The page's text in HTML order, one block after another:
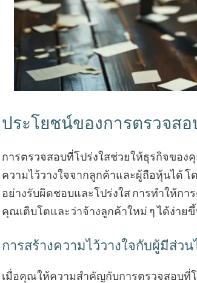
ประโยชน์ของการตรวจสอ
การตรวจสอบที่โปร่งใสช่วยให้ธุรกิจขอ
ความไว้วางใจจากลูกค้าและผู้ถือหุ้นได้
อย่างรับผิดชอบและโปร่งใส การทำให้ก
คุณเติบโตและว่าจ้างลูกค้าใหม่ ๆ ได้ง่าย
การสร้างความไว้วางใจกับผู้มีส่วน
เมื่อคุณให้ความสำคัญกับการตรวจสอบที่โ